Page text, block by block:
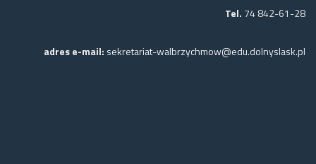
Tel. 74 842-61-28
adres e-mail: sekretariat-walbrzychmow@edu.dolnyslask.pl